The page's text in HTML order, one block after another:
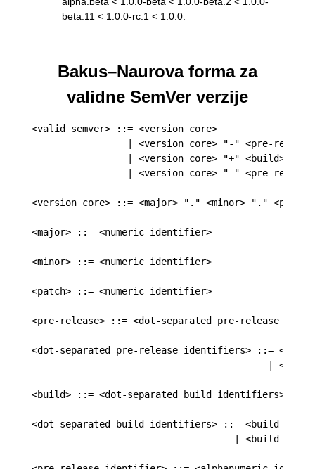
beta.11 < 1.0.0-rc.1 < 1.0.0.
Bakus–Naurova forma za
validne SemVer verzije
<valid semver> ::= <version core>
| <version core> "-" <pre-
                 | <version core> "+" <build>
| <version core> "-" <pre-
<version core> ::= <major> "." <minor> "." <patch>
<major> ::= <numeric identifier>
<minor> ::= <numeric identifier>
<patch> ::= <numeric identifier>
<pre-release> ::= <dot-separated pre-release
<dot-separated pre-release identifiers> ::= <pre-
|
<build> ::= <dot-separated build identifiers>
<dot-separated build identifiers> ::= <build
| <build